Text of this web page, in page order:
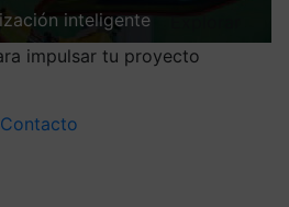
inteligente
impulsar tu proyecto
Contacto